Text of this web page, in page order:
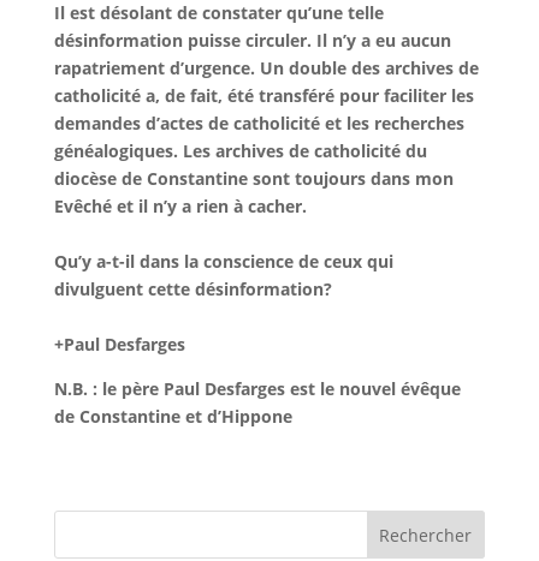
Il est désolant de constater qu’une telle
désinformation puisse circuler. Il n’y a eu aucun
rapatriement d’urgence. Un double des archives de
catholicité a, de fait, été transféré pour faciliter les
demandes d’actes de catholicité et les recherches
généalogiques. Les archives de catholicité du
diocèse de Constantine sont toujours dans mon
Evêché et il n’y a rien à cacher.
Qu’y a-t-il dans la conscience de ceux qui
divulguent cette désinformation?
+Paul Desfarges
N.B. : le père Paul Desfarges est le nouvel évêque
de Constantine et d’Hippone